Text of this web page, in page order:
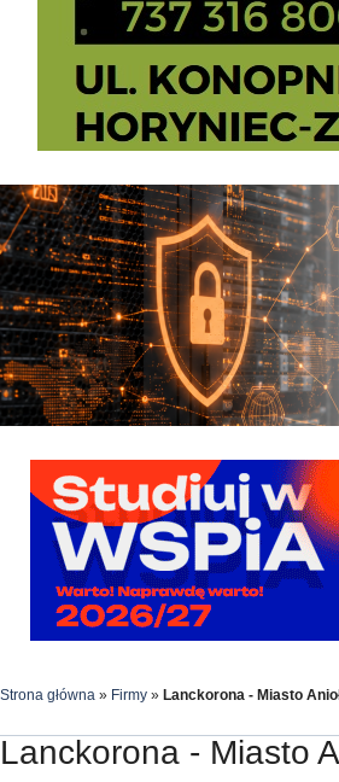
Strona główna » Firmy » Lanckorona - Miasto
Lanckorona - Miasto